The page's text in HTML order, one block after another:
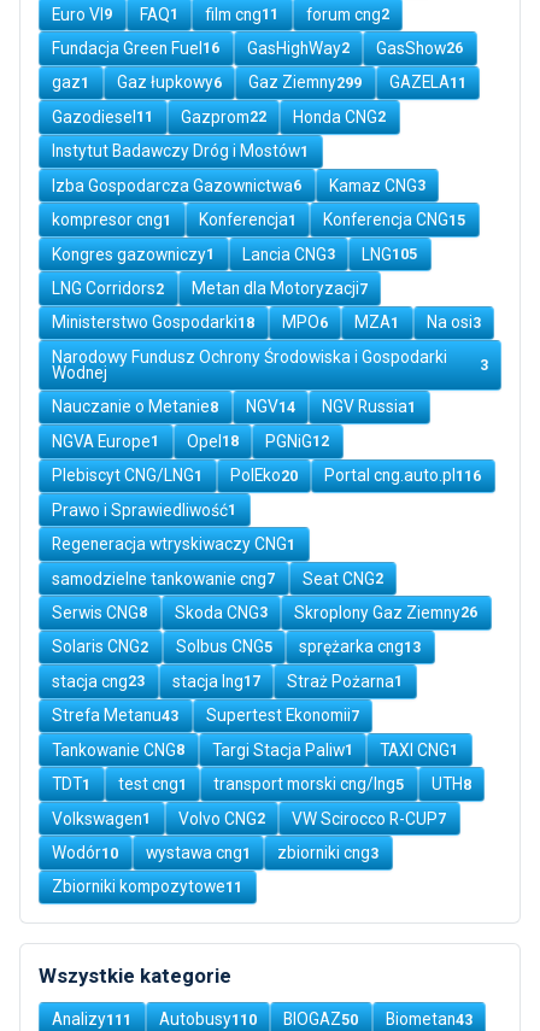
Euro VI9 FAQ1 film cng11 forum cng2
Fundacja Green Fuel16 GasHighWay2 GasShow26
gaz1 Gaz łupkowy6 Gaz Ziemny299 GAZELA11
Gazodiesel11 Gazprom22 Honda CNG2
Instytut Badawczy Dróg i Mostów1
Izba Gospodarcza Gazownictwa6 Kamaz CNG3
kompresor cng1 Konferencja1 Konferencja CNG15
Kongres gazowniczy1 Lancia CNG3 LNG105
LNG Corridors2 Metan dla Motoryzacji7
Ministerstwo Gospodarki18 MPO6 MZA1 Na osi3
Narodowy Fundusz Ochrony Środowiska i Gospodarki
Wodnej
3
Nauczanie o Metanie8 NGV14 NGV Russia1
NGVA Europe1 Opel18 PGNiG12
Plebiscyt CNG/LNG1 PolEko20 Portal cng.auto.pl116
Prawo i Sprawiedliwość1
Regeneracja wtryskiwaczy CNG1
samodzielne tankowanie cng7 Seat CNG2
Serwis CNG8 Skoda CNG3 Skroplony Gaz Ziemny26
Solaris CNG2 Solbus CNG5 sprężarka cng13
stacja cng23 stacja lng17 Straż Pożarna1
Strefa Metanu43 Supertest Ekonomii7
Tankowanie CNG8 Targi Stacja Paliw1 TAXI CNG1
TDT1 test cng1 transport morski cng/lng5 UTH8
Volkswagen1 Volvo CNG2 VW Scirocco R-CUP7
Wodór10 wystawa cng1 zbiorniki cng3
Zbiorniki kompozytowe11
Wszystkie kategorie
Analizy111 Autobusy110 BIOGAZ50 Biometan43